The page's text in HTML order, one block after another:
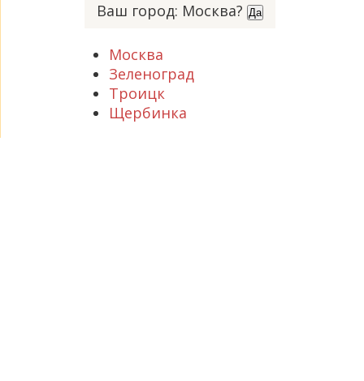
Ваш город: Москва? Да
Москва
Зеленоград
Троицк
Щербинка